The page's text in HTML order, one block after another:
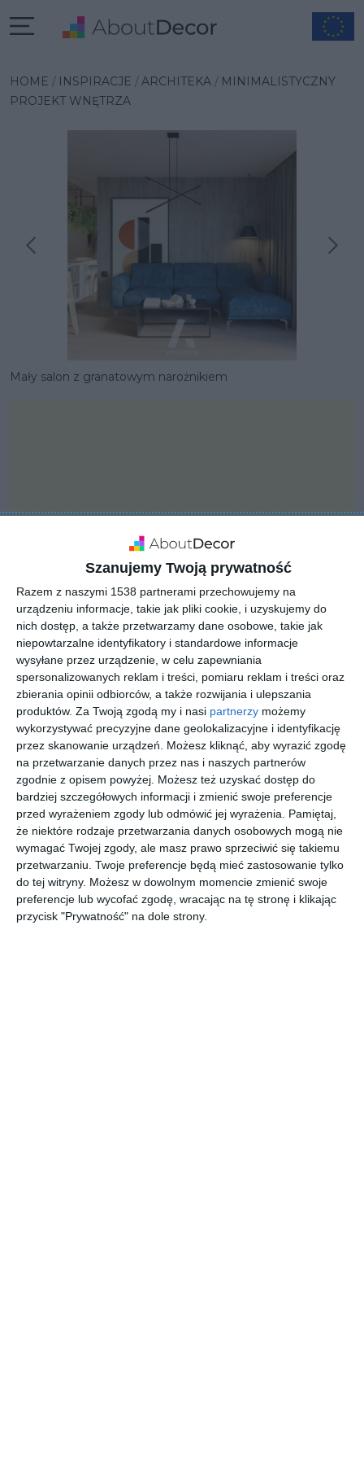
Szanujemy Twoją prywatność
Razem z naszymi 1538 partnerami przechowujemy na
urządzeniu informacje, takie jak pliki cookie, i uzyskujemy do
nich dostęp, a także przetwarzamy dane osobowe, takie jak
niepowtarzalne identyfikatory i standardowe informacje
wysyłane przez urządzenie, w celu zapewniania
spersonalizowanych reklam i treści, pomiaru reklam i treści oraz
zbierania opinii odbiorców, a także rozwijania i ulepszania
produktów. Za Twoją zgodą my i nasi partnerzy możemy
wykorzystywać precyzyjne dane geolokalizacyjne i identyfikację
przez skanowanie urządzeń. Możesz kliknąć, aby wyrazić zgodę
na przetwarzanie danych przez nas i naszych partnerów
zgodnie z opisem powyżej. Możesz też uzyskać dostęp do
bardziej szczegółowych informacji i zmienić swoje preferencje
przed wyrażeniem zgody lub odmówić jej wyrażenia.
Pamiętaj,
że niektóre rodzaje przetwarzania danych osobowych mogą nie
wymagać Twojej zgody, ale masz prawo sprzeciwić się takiemu
przetwarzaniu. Twoje preferencje będą mieć zastosowanie tylko
do tej witryny. Możesz w dowolnym momencie zmienić swoje
preferencje lub wycofać zgodę, wracając na tę stronę i klikając
przycisk "Prywatność" na dole strony.
HOME INSPIRACJE ARCHITEKA
MINIMALISTYCZNY
PROJEKT WNĘTRZA
Poprzednia inspiracja
Następna inspiracja
Mały salon z granatowym narożnikiem
PROJEKT
Minimalistyczny projekt
wnętrza
Minimalistyczny projekt wnętrza w Szczecinie.
POKAŻ WIĘCEJ
AUTOR:ARCHITEKA
Kategoria projektu
Mieszkanie
DODAJ DO ULUBIONYCH UDOSTĘPNIJ
Pozostałe zdjęcia w projekcie:Minimalistyczny projekt